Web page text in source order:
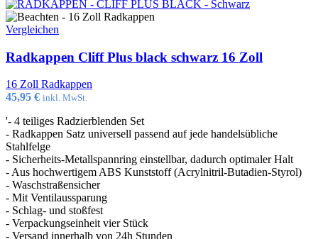
Vergleichen
Radkappen Cliff Plus black schwarz 16 Zoll
16 Zoll Radkappen
45,95 € inkl. MwSt.
'- 4 teiliges Radzierblenden Set
- Radkappen Satz universell passend auf jede handelsübliche
Stahlfelge
- Sicherheits-Metallspannring einstellbar, dadurch optimaler Halt
- Aus hochwertigem ABS Kunststoff (Acrylnitril-Butadien-Styrol)
- Waschstraßensicher
- Mit Ventilaussparung
- Schlag- und stoßfest
- Verpackungseinheit vier Stück
- Versand innerhalb von 24h Stunden